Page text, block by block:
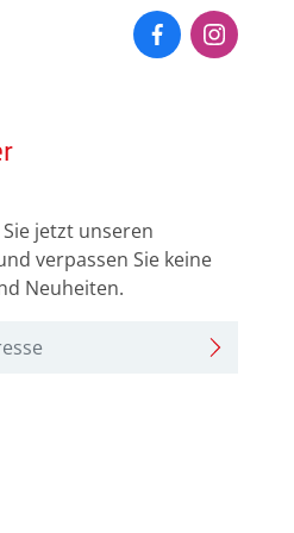
sehenswerten
jetzt unseren
verpassen Sie keine
Neuheiten.